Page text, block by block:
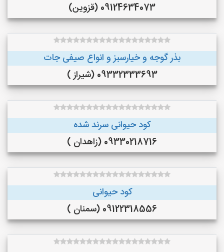
09124634073 (قزوین)
بذر گوجه و خیارسبز و انواع صیفی جات
09332333693 (شیراز )
کود حیوانی سرند شده
09330218716 (زاهدان )
کود حیوانی
09122318556 (سمنان )